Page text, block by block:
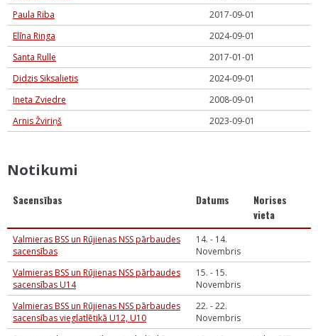
Paula Riba
2017-09-01
Elīna Ringa
2024-09-01
Santa Rulle
2017-01-01
Didzis Siksalietis
2024-09-01
Ineta Zviedre
2008-09-01
Arnis Žviriņš
2023-09-01
Notikumi
Sacensības Datums
Norises
vieta
Valmieras BSS un Rūjienas NSS pārbaudes
sacensības
14. - 14.
Novembris
Valmieras BSS un Rūjienas NSS pārbaudes
sacensības U14
15. - 15.
Novembris
Valmieras BSS un Rūjienas NSS pārbaudes
sacensības vieglatlētikā U12, U10
22. - 22.
Novembris